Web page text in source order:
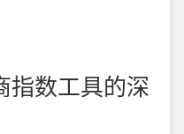
指数工具的深